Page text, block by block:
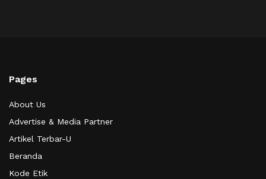
Pages
About Us
Advertise & Media Partner
Artikel Terbar-U
Beranda
Kode Etik